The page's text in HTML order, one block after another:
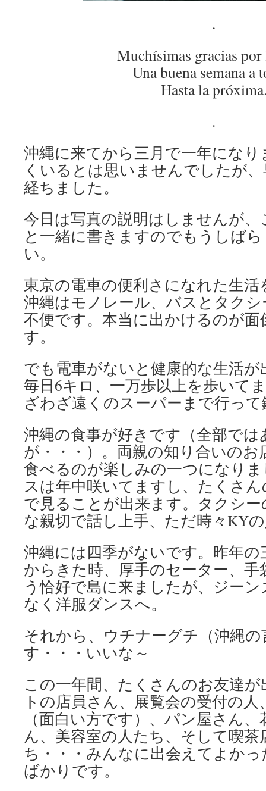
.
Muchísimas gracias por
Una buena semana a
Hasta la
.
沖縄に来てから三月で一年にな
くいるとは思いませんでしたが
経ちました。
今日は写真の説明はしませんが
と一緒に書きますのでもうしば
い。
東京の電車の便利さになれた生
沖縄はモノレール、バスとタク
不便です。本当に出かけるのが
す。
でも電車がないと健康的な生活
毎日6キロ、一万歩以上を歩いて
ざわざ遠くのスーパーまで行っ
沖縄の食事が好きです（全部で
が・・・）。両親の知り合いの
食べるのが楽しみの一つになり
スは年中咲いてますし、たくさ
で見ることが出来ます。タクシ
な親切で話し上手、ただ時々KY
沖縄には四季がないです。昨年
からきた時、厚手のセーター、
う恰好で島に来ましたが、ジー
なく洋服ダンスへ。
それから、ウチナーグチ（沖縄
す・・・いいな～
この一年間、たくさんのお友達
トの店員さん、展覧会の受付の
（面白い方です）、パン屋さん
ん、美容室の人たち、そして喫茶
ち・・・みんなに出会えてよか
ばかりです。